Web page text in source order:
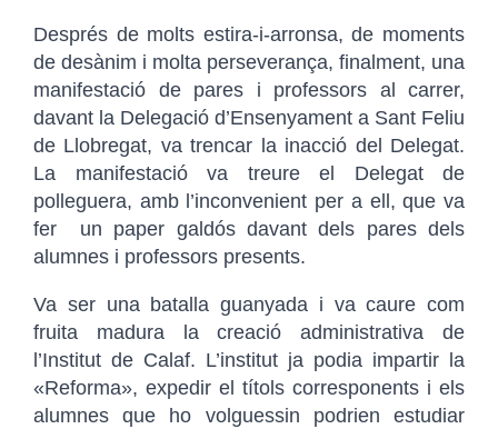
Després de molts estira-i-arronsa, de moments
de desànim i molta perseverança, finalment, una
manifestació de pares i professors al carrer,
davant la Delegació d’Ensenyament a Sant Feliu
de Llobregat, va trencar la inacció del Delegat.
La manifestació va treure el Delegat de
polleguera, amb l’inconvenient per a ell, que va
fer un paper galdós davant dels pares dels
alumnes i professors presents.
Va ser una batalla guanyada i va caure com
fruita madura la creació administrativa de
l’Institut de Calaf. L’institut ja podia impartir la
«Reforma», expedir el títols corresponents i els
alumnes que ho volguessin podrien estudiar